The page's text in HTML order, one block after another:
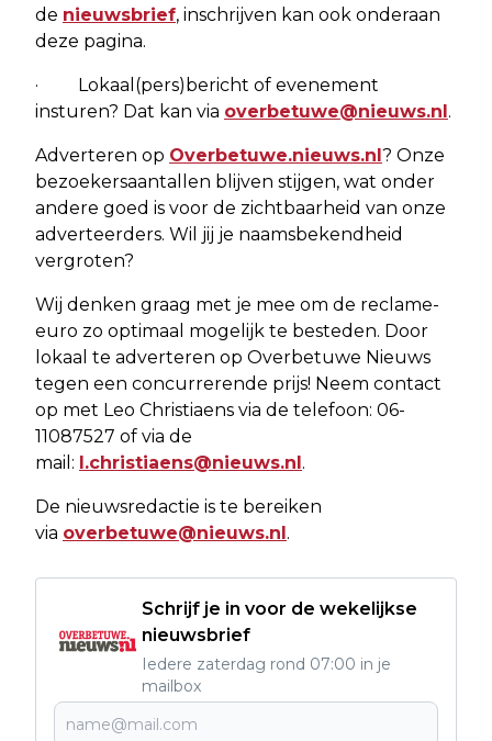
de nieuwsbrief, inschrijven kan ook onderaan
deze pagina.
· Lokaal(pers)bericht of evenement
insturen? Dat kan via overbetuwe@nieuws.nl.
Adverteren op Overbetuwe.nieuws.nl? Onze
bezoekersaantallen blijven stijgen, wat onder
andere goed is voor de zichtbaarheid van onze
adverteerders. Wil jij je naamsbekendheid
vergroten?
Wij denken graag met je mee om de reclame-
euro zo optimaal mogelijk te besteden. Door
lokaal te adverteren op Overbetuwe Nieuws
tegen een concurrerende prijs! Neem contact
op met Leo Christiaens via de telefoon: 06-
11087527 of via de
mail: l.christiaens@nieuws.nl.
De nieuwsredactie is te bereiken
via overbetuwe@nieuws.nl.
Schrijf je in voor de wekelijkse
nieuwsbrief
Iedere zaterdag rond 07:00 in je
mailbox